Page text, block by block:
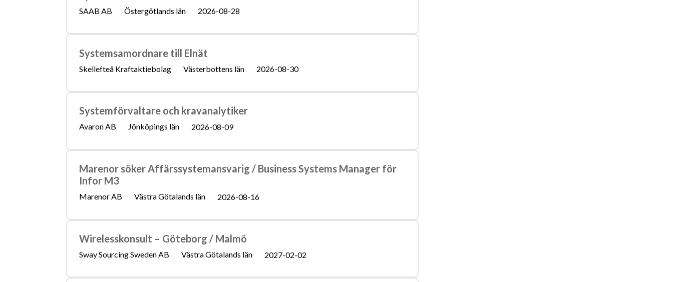
SAAB AB Östergötlands län 2026-08-28
Systemsamordnare till Elnät
Skellefteå Kraftaktiebolag Västerbottens län 2026-08-30
Systemförvaltare och kravanalytiker
Avaron AB Jönköpings län 2026-08-09
Marenor söker Affärssystemansvarig / Business Systems Manager för
Infor M3
Marenor AB Västra Götalands län 2026-08-16
Wirelesskonsult – Göteborg / Malmö
Sway Sourcing Sweden AB Västra Götalands län 2027-02-02